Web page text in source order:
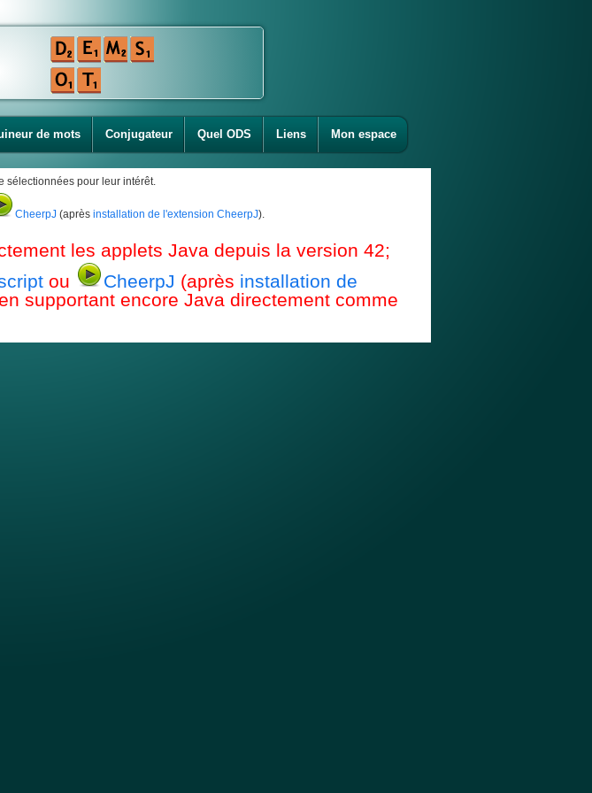
de mots Conjugateur Quel ODS Liens Mon espace
sélectionnées pour leur intérêt.
CheerpJ (après installation de l'extension CheerpJ).
les applets Java depuis la version 42;
ou CheerpJ (après installation de
supportant encore Java directement comme